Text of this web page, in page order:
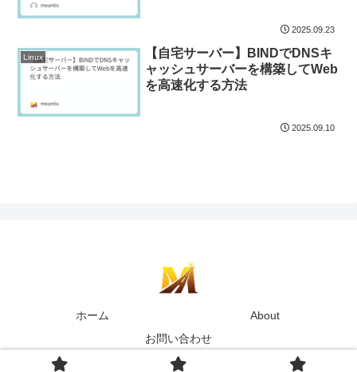
2025.09.23
Linux
【自宅サーバー】BINDでDNSキ
ャッシュサーバーを構築してWeb
を高速化する方法
2025.09.10
ホーム
About
お問い合わせ
© 2025 MEANTECH.